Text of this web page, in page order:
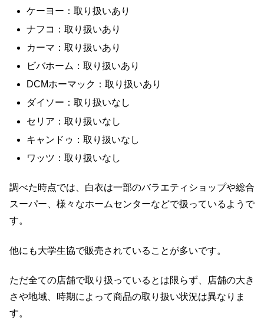
ケーヨー：取り扱いあり
ナフコ：取り扱いあり
カーマ：取り扱いあり
ビバホーム：取り扱いあり
DCMホーマック：取り扱いあり
ダイソー：取り扱いなし
セリア：取り扱いなし
キャンドゥ：取り扱いなし
ワッツ：取り扱いなし
調べた時点では、白衣は一部のバラエティショップや総合
スーパー、様々なホームセンターなどで扱っているようで
す。
他にも大学生協で販売されていることが多いです。
ただ全ての店舗で取り扱っているとは限らず、店舗の大き
さや地域、時期によって商品の取り扱い状況は異なりま
す。